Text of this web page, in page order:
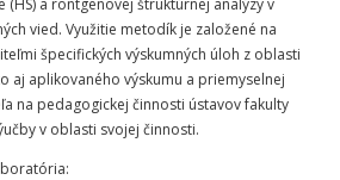
a rontgenovej štruktúrnej analýzy v
vied. Využitie metodík je založené na
špecifických výskumných úloh z oblasti
aj aplikovaného výskumu a priemyselnej
na pedagogickej činnosti ústavov fakulty
v oblasti svojej činnosti.